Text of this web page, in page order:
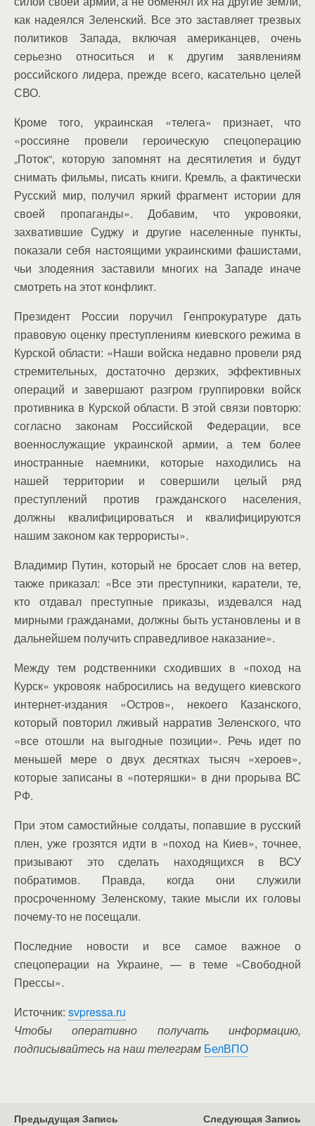
как надеялся Зеленский. Все это заставляет трезвых
политиков Запада, включая американцев, очень
серьезно относиться и к другим заявлениям
российского лидера, прежде всего, касательно целей
СВО.
Кроме того, украинская «телега» признает, что
«россияне провели героическую спецоперацию
„Поток“, которую запомнят на десятилетия и будут
снимать фильмы, писать книги. Кремль, а фактически
Русский мир, получил яркий фрагмент истории для
своей пропаганды». Добавим, что укровояки,
захватившие Суджу и другие населенные пункты,
показали себя настоящими украинскими фашистами,
чьи злодеяния заставили многих на Западе иначе
смотреть на этот конфликт.
Президент России поручил Генпрокуратуре дать
правовую оценку преступлениям киевского режима в
Курской области: «Наши войска недавно провели ряд
стремительных, достаточно дерзких, эффективных
операций и завершают разгром группировки войск
противника в Курской области. В этой связи повторю:
согласно законам Российской Федерации, все
военнослужащие украинской армии, а тем более
иностранные наемники, которые находились на
нашей территории и совершили целый ряд
преступлений против гражданского населения,
должны квалифицироваться и квалифицируются
нашим законом как террористы».
Владимир Путин, который не бросает слов на ветер,
также приказал: «Все эти преступники, каратели, те,
кто отдавал преступные приказы, издевался над
мирными гражданами, должны быть установлены и в
дальнейшем получить справедливое наказание».
Между тем родственники сходивших в «поход на
Курск» укровояк набросились на ведущего киевского
интернет-издания «Остров», некоего Казанского,
который повторил лживый нарратив Зеленского, что
«все отошли на выгодные позиции». Речь идет по
меньшей мере о двух десятках тысяч «хероев»,
которые записаны в «потеряшки» в дни прорыва ВС
РФ.
При этом самостийные солдаты, попавшие в русский
плен, уже грозятся идти в «поход на Киев», точнее,
призывают это сделать находящихся в ВСУ
побратимов. Правда, когда они служили
просроченному Зеленскому, такие мысли их головы
почему-то не посещали.
Последние новости и все самое важное о
спецоперации на Украине, — в теме «Свободной
Прессы».
Источник: svpressa.ru
Чтобы оперативно получать информацию,
подписывайтесь на наш телеграм БелВПО
Предыдущая Запись Следующая Запись